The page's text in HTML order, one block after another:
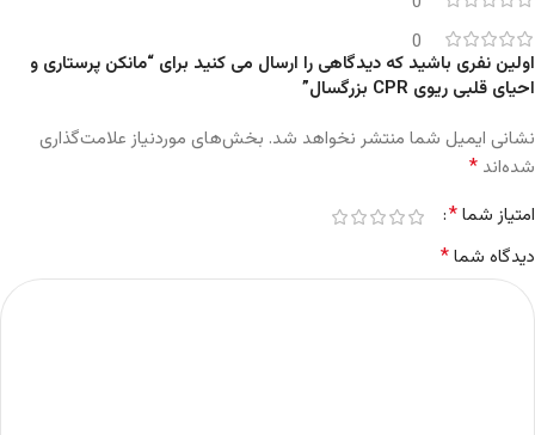
0
اولین نفری باشید که دیدگاهی را ارسال می کنید برای “مانکن پرستاری و
احیای قلبی ریوی CPR بزرگسال”
نشانی ایمیل شما منتشر نخواهد شد. بخش‌های موردنیاز علامت‌گذاری
شده‌اند *
امتیاز شما*
دیدگاه شما*